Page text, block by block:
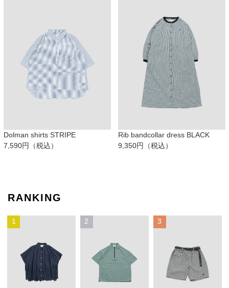
Dolman shirts STRIPE
7,590円（税込）
Rib bandcollar dress BLACK
9,350円（税込）
RANKING
1 2 3